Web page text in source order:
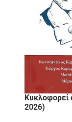
Κυκλοφορεί
2026)